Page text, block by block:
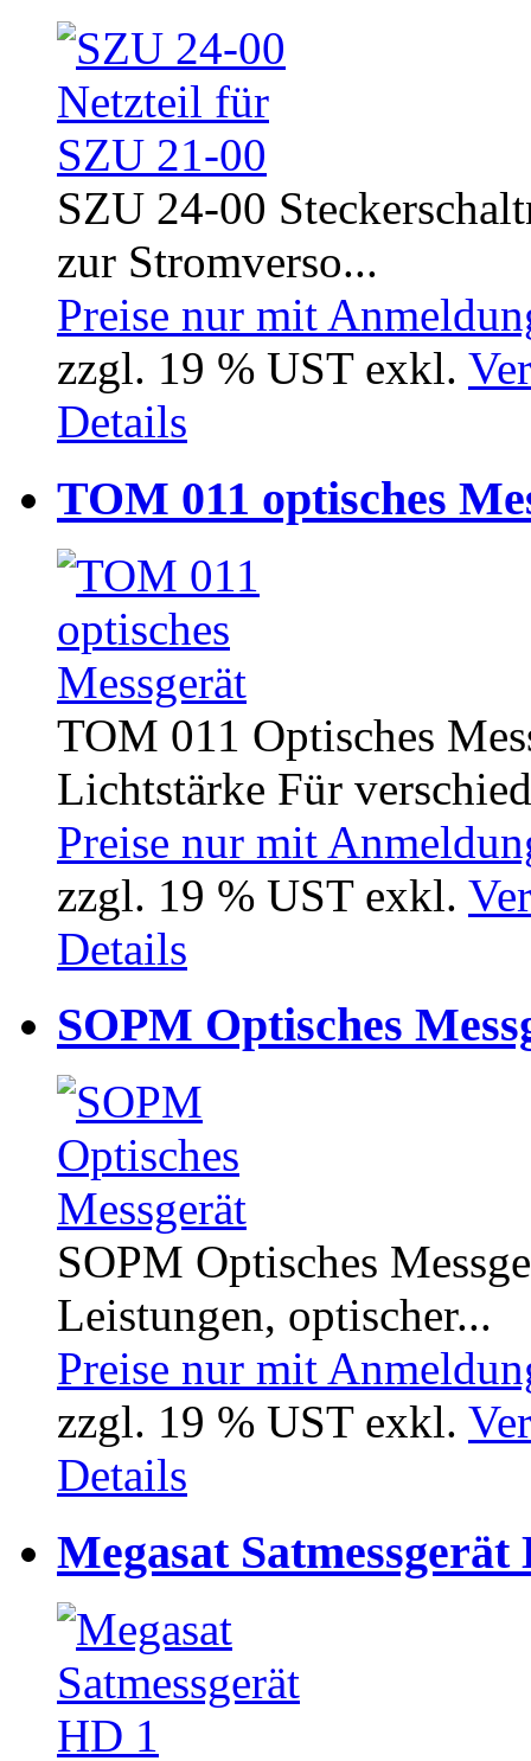
SZU 24-00
zur Stromverso...
Preise nur mit
zzgl. 19 % UST exkl.
Details
TOM 011 optisches
TOM 011 Optisches
Lichtstärke Für
Preise nur mit
zzgl. 19 % UST exkl.
Details
SOPM Optisches
SOPM Optisches
Leistungen, optischer...
Preise nur mit
zzgl. 19 % UST exkl.
Details
Megasat Satmessgerät